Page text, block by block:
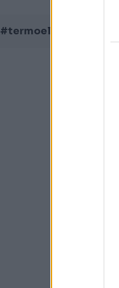
#termoelektrane